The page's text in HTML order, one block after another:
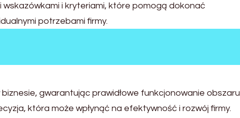
i kryteriami, które pomogą dokonać
potrzebami firmy.
gwarantując prawidłowe funkcjonowanie obszaru
która może wpłynąć na efektywność i rozwój firmy.